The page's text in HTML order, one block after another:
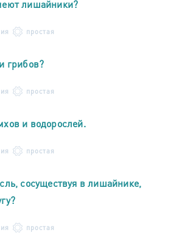
лишайники?
простая
грибов?
простая
и водорослей.
простая
сосуществуя в лишайнике,
простая